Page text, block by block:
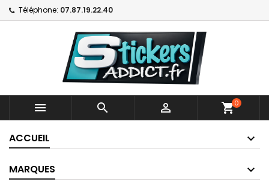
Téléphone: 07.87.19.22.40
   shopping_cart0
ACCUEIL
MARQUES